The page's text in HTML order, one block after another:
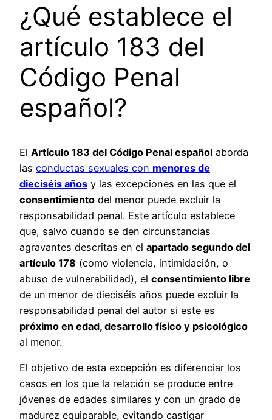
¿Qué establece el
artículo 183 del
Código Penal
español?
El Artículo 183 del Código Penal español aborda
las conductas sexuales con menores de
dieciséis años y las excepciones en las que el
consentimiento del menor puede excluir la
responsabilidad penal. Este artículo establece
que, salvo cuando se den circunstancias
agravantes descritas en el apartado segundo del
artículo 178 (como violencia, intimidación, o
abuso de vulnerabilidad), el consentimiento libre
de un menor de dieciséis años puede excluir la
responsabilidad penal del autor si este es
próximo en edad, desarrollo físico y psicológico
al menor.
El objetivo de esta excepción es diferenciar los
casos en los que la relación se produce entre
jóvenes de edades similares y con un grado de
madurez equiparable, evitando castigar